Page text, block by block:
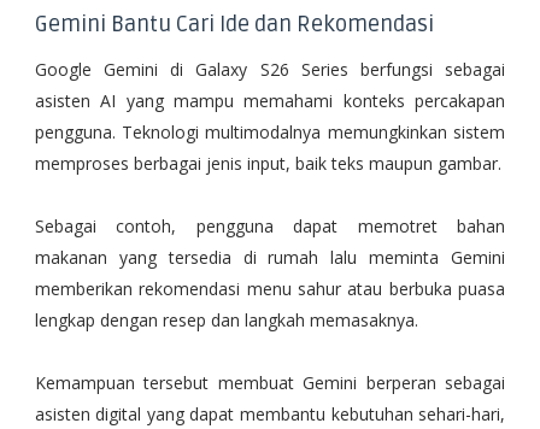
Gemini Bantu Cari Ide dan Rekomendasi
Google Gemini di Galaxy S26 Series berfungsi sebagai
asisten AI yang mampu memahami konteks percakapan
pengguna. Teknologi multimodalnya memungkinkan sistem
memproses berbagai jenis input, baik teks maupun gambar.
Sebagai contoh, pengguna dapat memotret bahan
makanan yang tersedia di rumah lalu meminta Gemini
memberikan rekomendasi menu sahur atau berbuka puasa
lengkap dengan resep dan langkah memasaknya.
Kemampuan tersebut membuat Gemini berperan sebagai
asisten digital yang dapat membantu kebutuhan sehari-hari,